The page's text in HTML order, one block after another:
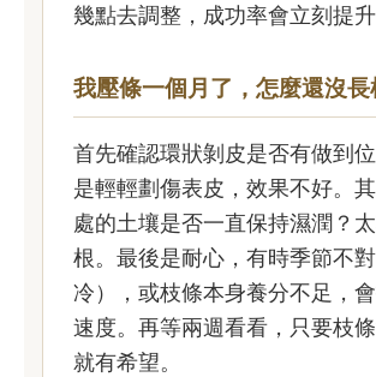
幾點去調整，成功率會立刻提升
我壓條一個月了，怎麼還沒長
首先確認環狀剝皮是否有做到
是輕輕劃傷表皮，效果不好。
處的土壤是否一直保持濕潤？
根。最後是耐心，有時季節不
冷），或枝條本身養分不足，
速度。再等兩週看看，只要枝條
就有希望。